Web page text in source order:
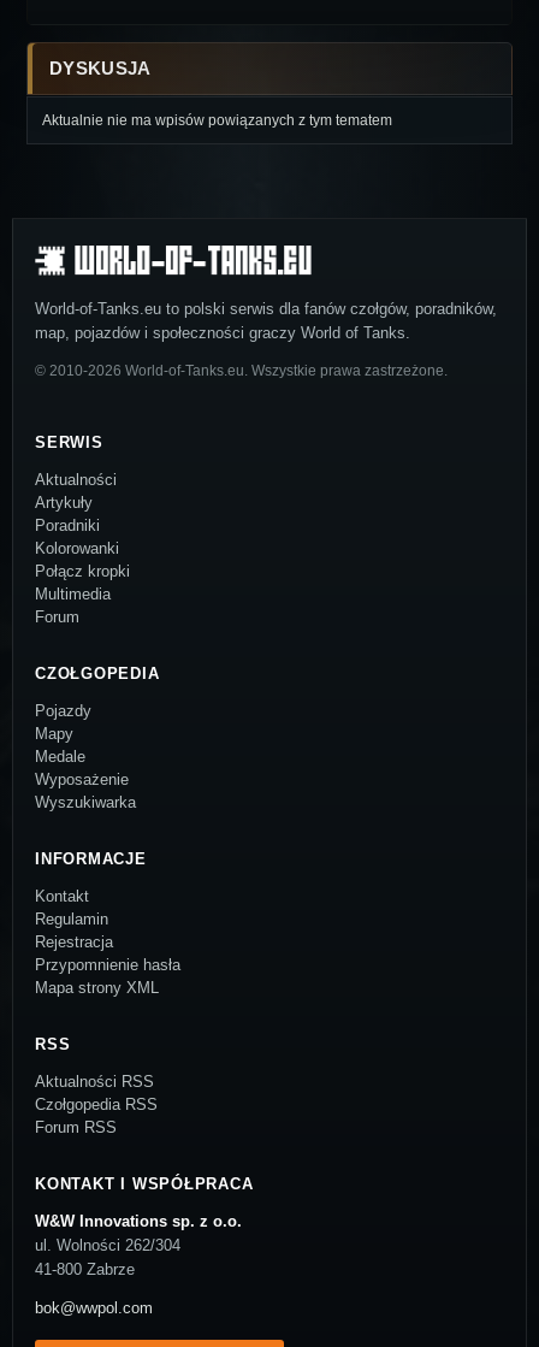
DYSKUSJA
Aktualnie nie ma wpisów powiązanych z tym tematem
World-of-Tanks.eu to polski serwis dla fanów czołgów, poradników,
map, pojazdów i społeczności graczy World of Tanks.
© 2010-2026 World-of-Tanks.eu. Wszystkie prawa zastrzeżone.
SERWIS
Aktualności
Artykuły
Poradniki
Kolorowanki
Połącz kropki
Multimedia
Forum
CZOŁGOPEDIA
Pojazdy
Mapy
Medale
Wyposażenie
Wyszukiwarka
INFORMACJE
Kontakt
Regulamin
Rejestracja
Przypomnienie hasła
Mapa strony XML
RSS
Aktualności RSS
Czołgopedia RSS
Forum RSS
KONTAKT I WSPÓŁPRACA
W&W Innovations sp. z o.o.
ul. Wolności 262/304
41-800 Zabrze
bok@wwpol.com